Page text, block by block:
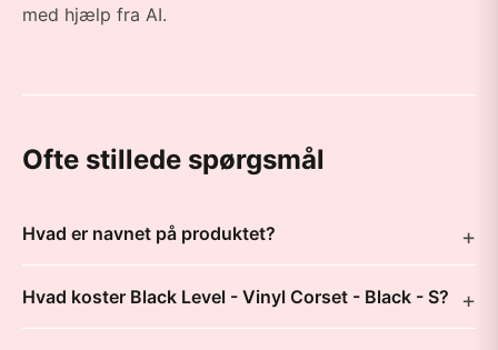
med hjælp fra AI.
Ofte stillede spørgsmål
Hvad er navnet på produktet?
Hvad koster Black Level - Vinyl Corset - Black - S?